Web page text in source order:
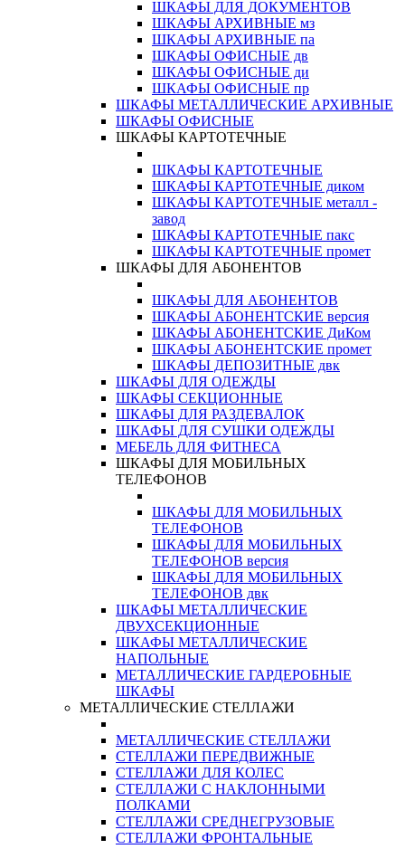
ШКАФЫ ДЛЯ ДОКУМЕНТОВ
ШКАФЫ АРХИВНЫЕ мз
ШКАФЫ АРХИВНЫЕ па
ШКАФЫ ОФИСНЫЕ дв
ШКАФЫ ОФИСНЫЕ ди
ШКАФЫ ОФИСНЫЕ пр
ШКАФЫ МЕТАЛЛИЧЕСКИЕ АРХИВНЫЕ
ШКАФЫ ОФИСНЫЕ
ШКАФЫ КАРТОТЕЧНЫЕ
ШКАФЫ КАРТОТЕЧНЫЕ
ШКАФЫ КАРТОТЕЧНЫЕ диком
ШКАФЫ КАРТОТЕЧНЫЕ металл -
завод
ШКАФЫ КАРТОТЕЧНЫЕ пакс
ШКАФЫ КАРТОТЕЧНЫЕ промет
ШКАФЫ ДЛЯ АБОНЕНТОВ
ШКАФЫ ДЛЯ АБОНЕНТОВ
ШКАФЫ АБОНЕНТСКИЕ версия
ШКАФЫ АБОНЕНТСКИЕ ДиКом
ШКАФЫ АБОНЕНТСКИЕ промет
ШКАФЫ ДЕПОЗИТНЫЕ двк
ШКАФЫ ДЛЯ ОДЕЖДЫ
ШКАФЫ СЕКЦИОННЫЕ
ШКАФЫ ДЛЯ РАЗДЕВАЛОК
ШКАФЫ ДЛЯ СУШКИ ОДЕЖДЫ
МЕБЕЛЬ ДЛЯ ФИТНЕСА
ШКАФЫ ДЛЯ МОБИЛЬНЫХ
ТЕЛЕФОНОВ
ШКАФЫ ДЛЯ МОБИЛЬНЫХ
ТЕЛЕФОНОВ
ШКАФЫ ДЛЯ МОБИЛЬНЫХ
ТЕЛЕФОНОВ версия
ШКАФЫ ДЛЯ МОБИЛЬНЫХ
ТЕЛЕФОНОВ двк
ШКАФЫ МЕТАЛЛИЧЕСКИЕ
ДВУХСЕКЦИОННЫЕ
ШКАФЫ МЕТАЛЛИЧЕСКИЕ
НАПОЛЬНЫЕ
МЕТАЛЛИЧЕСКИЕ ГАРДЕРОБНЫЕ
ШКАФЫ
МЕТАЛЛИЧЕСКИЕ СТЕЛЛАЖИ
МЕТАЛЛИЧЕСКИЕ СТЕЛЛАЖИ
СТЕЛЛАЖИ ПЕРЕДВИЖНЫЕ
СТЕЛЛАЖИ ДЛЯ КОЛЕС
СТЕЛЛАЖИ С НАКЛОННЫМИ
ПОЛКАМИ
СТЕЛЛАЖИ СРЕДНЕГРУЗОВЫЕ
СТЕЛЛАЖИ ФРОНТАЛЬНЫЕ